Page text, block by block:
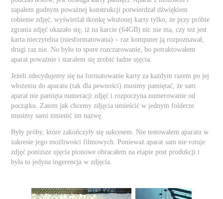
zapałem godnym poważnej konstrukcji potwierdzał dźwiękiem
robienie zdjęć, wyświetlał ikonkę włożonej karty tylko, że przy próbie
zgrania zdjęć okazało się, iż na karcie (64GB) nic nie ma, czy też jest
karta nieczytelna (niesformatowana) – raz komputer ją rozpoznawał,
drugi raz nie. No było to spore rozczarowanie, bo potraktowałem
aparat poważnie i starałem się zrobić ładne ujęcia.
Jeżeli zdecydujemy się na formatowanie karty za każdym razem po jej
włożeniu do aparatu (tak dla pewności) musimy pamiętać, że sam
aparat nie pamięta numeracji zdjęć i rozpoczyna numerowanie od
początku. Zatem jak chcemy zdjęcia umieścić w jednym folderze
musimy sami zmienić im nazwę.
Były próby, które zakończyły się sukcesem. Nie testowałem aparatu w
zakresie jego możliwości filmowych. Ponieważ aparat sam nie rotuje
zdjęć poniższe ujęcia pionowe obracałem na etapie post produkcji i
była to jedyna ingerencja w zdjęcia.